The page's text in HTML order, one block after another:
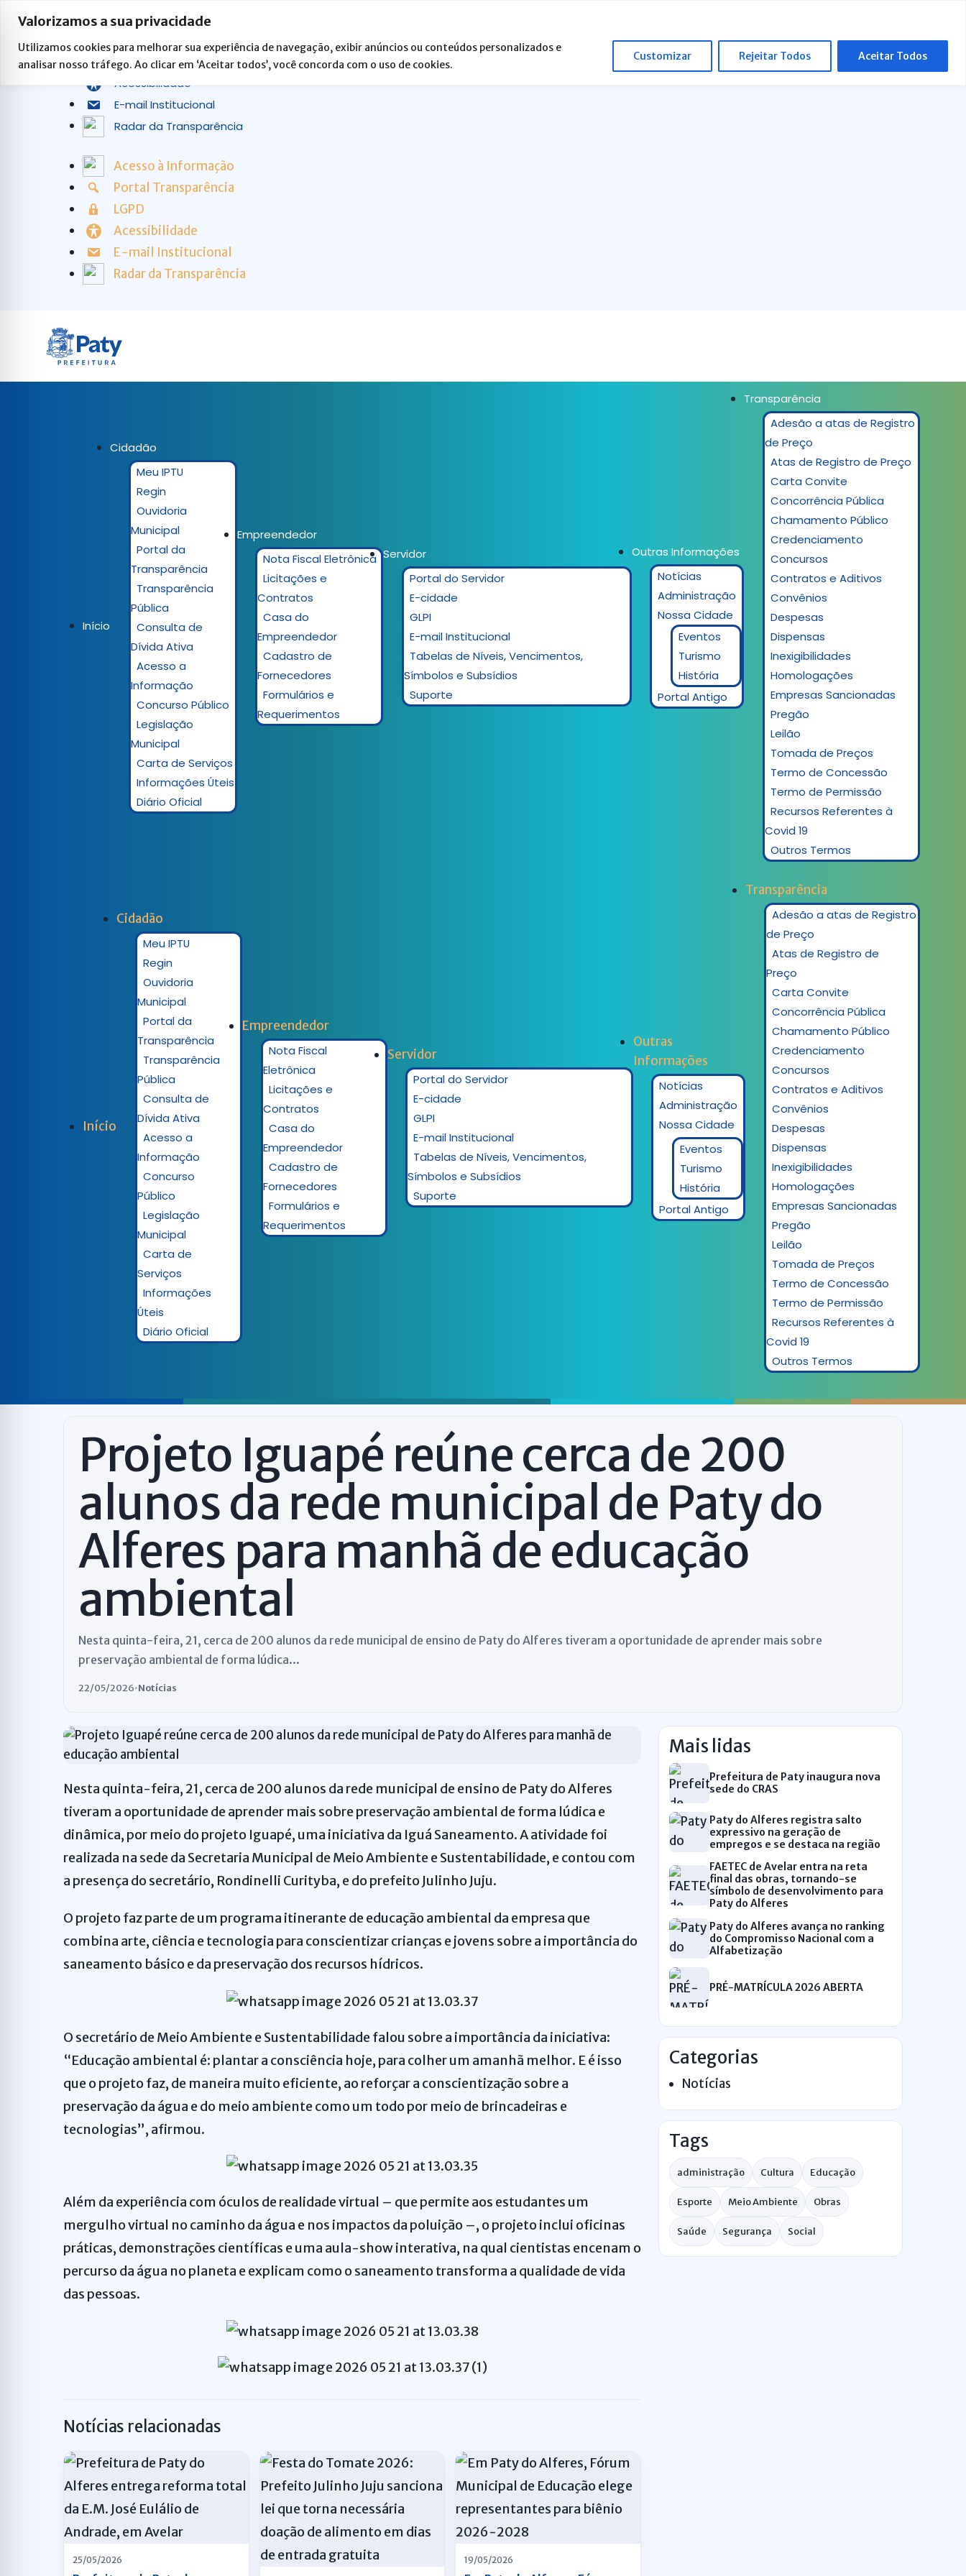
Valorizamos a sua privacidade
Utilizamos cookies para melhorar sua experiência de navegação, exibir anúncios ou conteúdos personalizados e
analisar nosso tráfego. Ao clicar em ‘Aceitar todos’, você concorda com o uso de cookies.
Customizar Rejeitar Todos Aceitar Todos
para
conteúdo
Acesso à Informação
Portal Transparência
LGPD
Acessibilidade
E-mail Institucional
Radar da Transparência
Acesso à Informação
Portal Transparência
LGPD
Acessibilidade
E-mail Institucional
Radar da Transparência
Início
Cidadão
Meu IPTU
Regin
Ouvidoria
Municipal
Portal da
Transparência
Transparência
Pública
Consulta de
Dívida Ativa
Acesso a
Informação
Concurso Público
Legislação
Municipal
Carta de Serviços
Informações Úteis
Diário Oficial
Empreendedor
Nota Fiscal Eletrônica
Licitações e
Contratos
Casa do
Empreendedor
Cadastro de
Fornecedores
Formulários e
Requerimentos
Servidor
Portal do Servidor
E-cidade
GLPI
E-mail Institucional
Tabelas de Níveis, Vencimentos,
Símbolos e Subsídios
Suporte
Outras Informações
Notícias
Administração
Nossa Cidade
Eventos
Turismo
História
Portal Antigo
Transparência
Adesão a atas de Registro
de Preço
Atas de Registro de Preço
Carta Convite
Concorrência Pública
Chamamento Público
Credenciamento
Concursos
Contratos e Aditivos
Convênios
Despesas
Dispensas
Inexigibilidades
Homologações
Empresas Sancionadas
Pregão
Leilão
Tomada de Preços
Termo de Concessão
Termo de Permissão
Recursos Referentes à
Covid 19
Outros Termos
Início
Cidadão
Meu IPTU
Regin
Ouvidoria
Municipal
Portal da
Transparência
Transparência
Pública
Consulta de
Dívida Ativa
Acesso a
Informação
Concurso
Público
Legislação
Municipal
Carta de
Serviços
Informações
Úteis
Diário Oficial
Empreendedor
Nota Fiscal
Eletrônica
Licitações e
Contratos
Casa do
Empreendedor
Cadastro de
Fornecedores
Formulários e
Requerimentos
Servidor
Portal do Servidor
E-cidade
GLPI
E-mail Institucional
Tabelas de Níveis, Vencimentos,
Símbolos e Subsídios
Suporte
Outras
Informações
Notícias
Administração
Nossa Cidade
Eventos
Turismo
História
Portal Antigo
Transparência
Adesão a atas de Registro
de Preço
Atas de Registro de
Preço
Carta Convite
Concorrência Pública
Chamamento Público
Credenciamento
Concursos
Contratos e Aditivos
Convênios
Despesas
Dispensas
Inexigibilidades
Homologações
Empresas Sancionadas
Pregão
Leilão
Tomada de Preços
Termo de Concessão
Termo de Permissão
Recursos Referentes à
Covid 19
Outros Termos
Projeto Iguapé reúne cerca de 200
alunos da rede municipal de Paty do
Alferes para manhã de educação
ambiental
Nesta quinta-feira, 21, cerca de 200 alunos da rede municipal de ensino de Paty do Alferes tiveram a oportunidade de aprender mais sobre
preservação ambiental de forma lúdica...
22/05/2026•Notícias
Nesta quinta-feira, 21, cerca de 200 alunos da rede municipal de ensino de Paty do Alferes
tiveram a oportunidade de aprender mais sobre preservação ambiental de forma lúdica e
dinâmica, por meio do projeto Iguapé, uma iniciativa da Iguá Saneamento. A atividade foi
realizada na sede da Secretaria Municipal de Meio Ambiente e Sustentabilidade, e contou com
a presença do secretário, Rondinelli Curityba, e do prefeito Julinho Juju.
O projeto faz parte de um programa itinerante de educação ambiental da empresa que
combina arte, ciência e tecnologia para conscientizar crianças e jovens sobre a importância do
saneamento básico e da preservação dos recursos hídricos.
O secretário de Meio Ambiente e Sustentabilidade falou sobre a importância da iniciativa:
“Educação ambiental é: plantar a consciência hoje, para colher um amanhã melhor. E é isso
que o projeto faz, de maneira muito eficiente, ao reforçar a conscientização sobre a
preservação da água e do meio ambiente como um todo por meio de brincadeiras e
tecnologias”, afirmou.
Além da experiência com óculos de realidade virtual – que permite aos estudantes um
mergulho virtual no caminho da água e nos impactos da poluição –, o projeto inclui oficinas
práticas, demonstrações científicas e uma aula-show interativa, na qual cientistas encenam o
percurso da água no planeta e explicam como o saneamento transforma a qualidade de vida
das pessoas.
Notícias relacionadas
25/05/2026 19/05/2026
Mais lidas
Prefeitura de Paty inaugura nova
sede do CRAS
Paty do Alferes registra salto
expressivo na geração de
empregos e se destaca na região
FAETEC de Avelar entra na reta
final das obras, tornando-se
símbolo de desenvolvimento para
Paty do Alferes
Paty do Alferes avança no ranking
do Compromisso Nacional com a
Alfabetização
PRÉ-MATRÍCULA 2026 ABERTA
Categorias
Notícias
Tags
administração Cultura Educação
Esporte Meio Ambiente Obras
Saúde Segurança Social